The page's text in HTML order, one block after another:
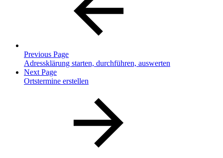
Previous Page
Adressklärung starten, durchführen, auswerten
Next Page
Ortstermine erstellen